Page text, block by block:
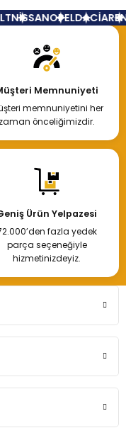
NİSSANOPELDACİA
Memnuniyeti
memnuniyetini her
zaman önceliğimizdir.
Ürün Yelpazesi
fazla yedek
parça seçeneğiyle
hizmetinizdeyiz.